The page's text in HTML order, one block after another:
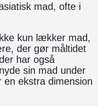
mad, ofte i
kun lækker mad,
der gør måltidet
har også
sin mad under
en ekstra dimension